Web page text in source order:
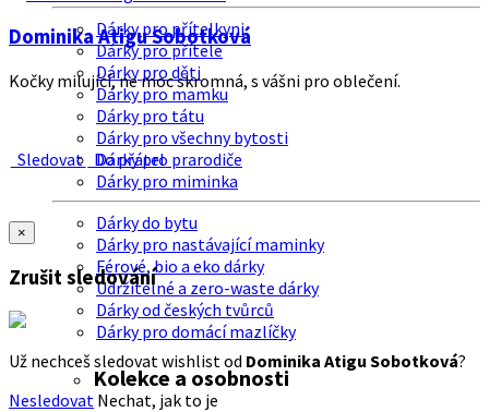
Dárky pro přítelkyni
Dárky pro přítele
Dárky pro děti
Dárky pro mamku
Dárky pro tátu
Dárky pro všechny bytosti
Dárky pro prarodiče
Dárky pro miminka
Dárky do bytu
Dárky pro nastávající maminky
Férové, bio a eko dárky
Udržitelné a zero-waste dárky
Dárky od českých tvůrců
Dárky pro domácí mazlíčky
Kolekce a osobnosti
Dominika Atigu Sobotková
Kočky milující, ne moc skromná, s vášni pro oblečení.
Sledovat Do přátel
×
Zrušit sledování
Už nechceš sledovat wishlist od Dominika Atigu Sobotková?
Nesledovat Nechat, jak to je